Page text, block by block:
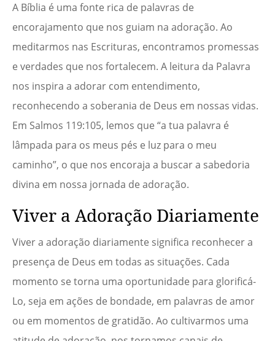
A Bíblia é uma fonte rica de palavras de
encorajamento que nos guiam na adoração. Ao
meditarmos nas Escrituras, encontramos promessas
e verdades que nos fortalecem. A leitura da Palavra
nos inspira a adorar com entendimento,
reconhecendo a soberania de Deus em nossas vidas.
Em Salmos 119:105, lemos que “a tua palavra é
lâmpada para os meus pés e luz para o meu
caminho”, o que nos encoraja a buscar a sabedoria
divina em nossa jornada de adoração.
Viver a Adoração Diariamente
Viver a adoração diariamente significa reconhecer a
presença de Deus em todas as situações. Cada
momento se torna uma oportunidade para glorificá-
Lo, seja em ações de bondade, em palavras de amor
ou em momentos de gratidão. Ao cultivarmos uma